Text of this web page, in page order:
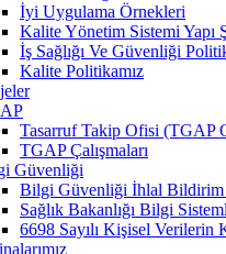
İyi Uygulama Örnekleri
Kalite Yönetim Sistemi Yapı
İş Sağlığı Ve Güvenliği
Kalite Politikamız
Tasarruf Takip Ofisi (TGAP
TGAP Çalışmaları
Güvenliği
Bilgi Güvenliği İhlal Bildirim
Sağlık Bakanlığı Bilgi
6698 Sayılı Kişisel Verilerin